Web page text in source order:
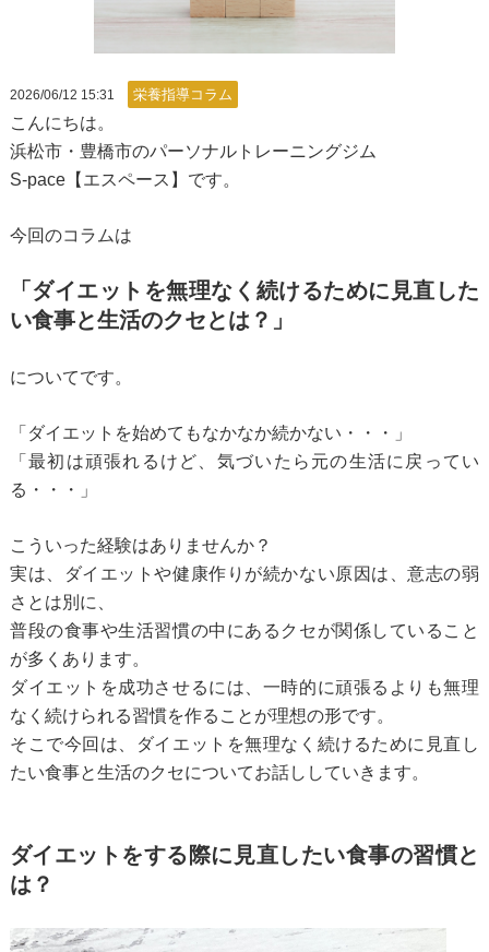
2026/06/12 15:31 栄養指導コラム
こんにちは。
浜松市・豊橋市のパーソナルトレーニングジム
S-pace【エスペース】です。
今回のコラムは
「ダイエットを無理なく続けるために見直した
い食事と生活のクセとは？」
についてです。
「ダイエットを始めてもなかなか続かない・・・」
「最初は頑張れるけど、気づいたら元の生活に戻ってい
る・・・」
こういった経験はありませんか？
実は、ダイエットや健康作りが続かない原因は、意志の弱
さとは別に、
普段の食事や生活習慣の中にあるクセが関係していること
が多くあります。
ダイエットを成功させるには、一時的に頑張るよりも無理
なく 続けられる習慣を作ることが理想の形です。
そこで今回は、ダイエットを無理なく続けるために見直し
たい食事と生活のクセについてお話ししていきます。
ダイエットをする際に見直したい食事の習慣と
は？